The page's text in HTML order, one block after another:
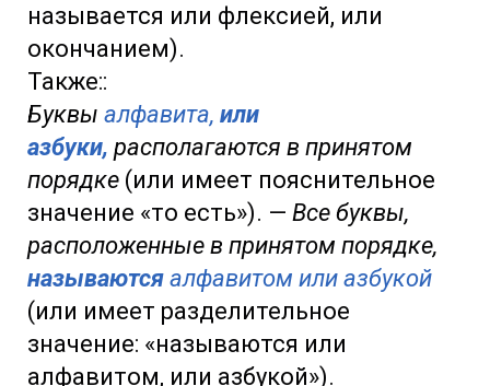
называется или флексией, или
окончанием).
Также::
Буквы алфавита, или
азбуки, располагаются в принятом
порядке (или имеет пояснительное
значение «то есть»). — Все буквы,
расположенные в принятом порядке,
называются алфавитом или азбукой
(или имеет разделительное
значение: «называются или
алфавитом, или азбукой»).